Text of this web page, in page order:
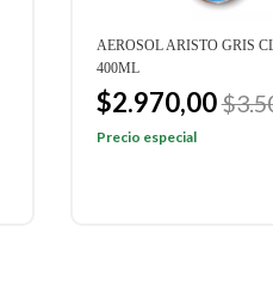
AEROSOL ARISTO GRIS
400ML
$2.970,00
Precio especial